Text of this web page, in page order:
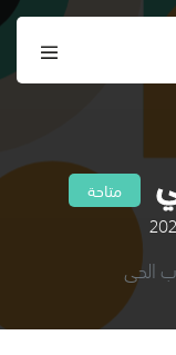
متاحة
الحي